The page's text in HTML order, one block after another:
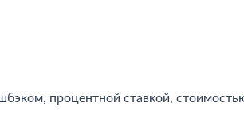
процентной ставкой,